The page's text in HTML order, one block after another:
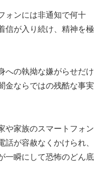
ォンには非通知で何十
信が入り続け、精神を極
への執拗な嫌がらせだけ
金ならではの残酷な事実
や家族のスマートフォン
が容赦なくかけられ、
一瞬にして恐怖のどん底